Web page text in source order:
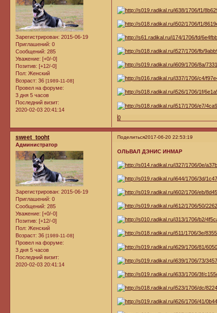
Зарегистрирован: 2015-06-19
Приглашений: 0
Сообщений: 285
Уважение: [+0/-0]
Позитив: [+12/-0]
Пол: Женский
Возраст: 36 [1989-11-08]
Провел на форуме:
3 дня 5 часов
Последний визит:
2020-02-03 20:41:14
0
Поделиться2017-06-20 22:53:19
sweet_tooht
Администратор
Зарегистрирован: 2015-06-19
Приглашений: 0
Сообщений: 285
Уважение: [+0/-0]
Позитив: [+12/-0]
Пол: Женский
Возраст: 36 [1989-11-08]
Провел на форуме:
3 дня 5 часов
Последний визит:
2020-02-03 20:41:14
ОЛЬВАЛ ДЭНИС ИНМАР